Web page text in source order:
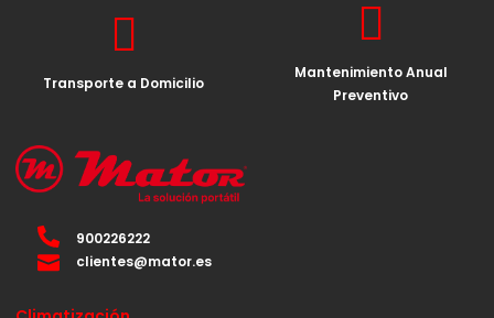
Transporte a Domicilio
Mantenimiento Anual
Preventivo
900226222
clientes@mator.es